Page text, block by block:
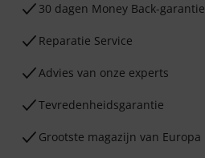
30 dagen Money Back-garantie
Reparatie Service
Advies van onze experts
Tevredenheidsgarantie
Grootste magazijn van Europa